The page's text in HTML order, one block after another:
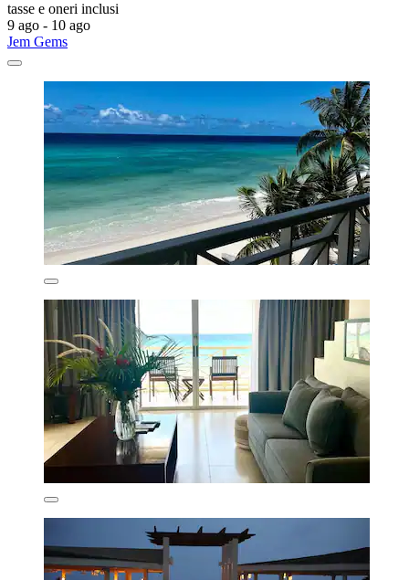
tasse e oneri inclusi
9 ago - 10 ago
Jem Gems